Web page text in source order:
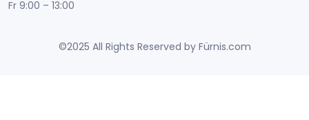
Fr 9:00 – 13:00
©2025 All Rights Reserved by Fürnis.com